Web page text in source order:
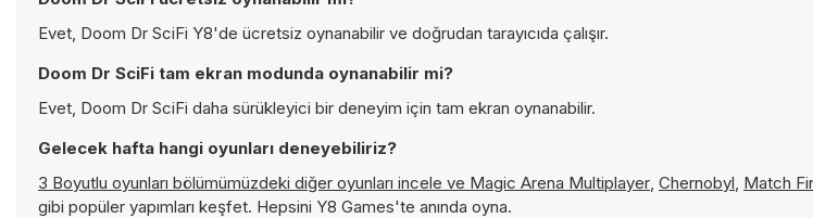
Evet, Doom Dr SciFi Y8'de ücretsiz oynanabilir ve doğrudan tarayıcıda çalışır.
Doom Dr SciFi tam ekran modunda oynanabilir mi?
Evet, Doom Dr SciFi daha sürükleyici bir deneyim için tam ekran oynanabilir.
Gelecek hafta hangi oyunları deneyebiliriz?
3 Boyutlu oyunları bölümümüzdeki diğer oyunları incele ve Magic Arena Multiplayer, Chernobyl, Match
gibi popüler yapımları keşfet. Hepsini Y8 Games'te anında oyna.